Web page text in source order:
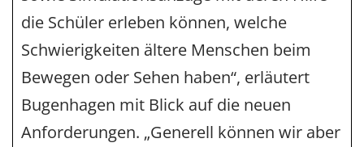
die Schüler erleben können, welche
Schwierigkeiten ältere Menschen beim
Bewegen oder Sehen haben“, erläutert
Bugenhagen mit Blick auf die neuen
Anforderungen. „Generell können wir aber